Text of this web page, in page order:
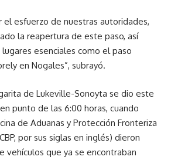
el esfuerzo de nuestras autoridades,
la reapertura de este paso, así
esenciales como el paso
en Nogales”, subrayó.
de Lukeville-Sonoyta se dio este
punto de las 6:00 horas, cuando
de Aduanas y Protección Fronteriza
por sus siglas en inglés) dieron
vehículos que ya se encontraban